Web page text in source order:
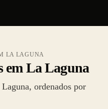
LA LAGUNA
em La Laguna
ordenados por